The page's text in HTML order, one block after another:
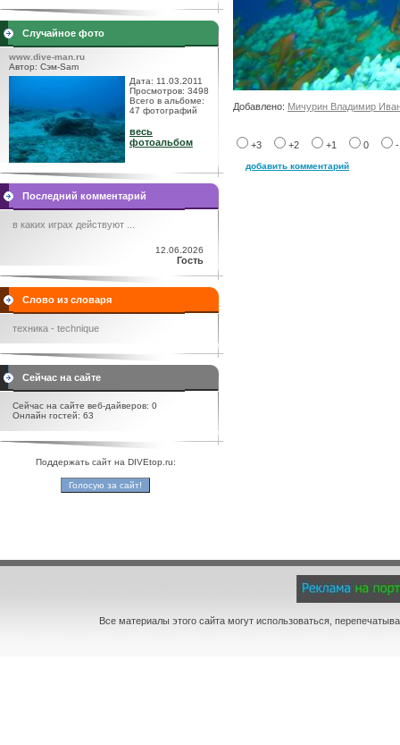
Случайное фото
www.dive-man.ru
Автор: Сэм-Sam
Дата: 11.03.2011
Просмотров: 3498
Всего в альбоме:
47 фотографий
весь
фотоальбом
Последний комментарий
в каких играх действуют ...
12.06.2026
Гость
Слово из словаря
техника - technique
Сейчас на сайте
Сейчас на сайте веб-дайверов: 0
Онлайн гостей: 63
Поддержать сайт на DIVEtop.ru:
Добавлено: Мичурин Владимир
+3 +2 +1 0
добавить комментарий
Все материалы этого сайта могут использоваться,